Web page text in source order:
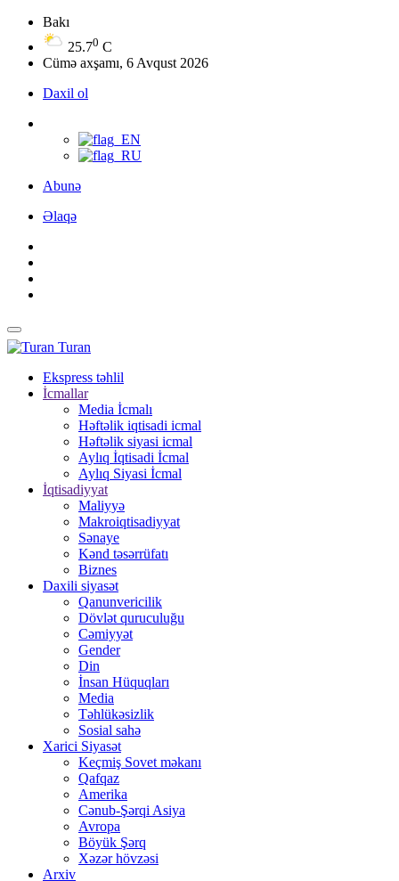
Bakı
25.70 C
Cümə axşamı, 6 Avqust 2026
Daxil ol
Abunə
Əlaqə
Turan
Ekspress təhlil
İcmallar
Media İcmalı
Həftəlik iqtisadi icmal
Həftəlik siyasi icmal
Aylıq İqtisadi İcmal
Aylıq Siyasi İcmal
İqtisadiyyat
Maliyyə
Makroiqtisadiyyat
Sənaye
Kənd təsərrüfatı
Biznes
Daxili siyasət
Qanunvericilik
Dövlət quruculuğu
Cəmiyyət
Gender
Din
İnsan Hüquqları
Media
Təhlükəsizlik
Sosial sahə
Xarici Siyasət
Keçmiş Sovet məkanı
Qafqaz
Amerika
Cənub-Şərqi Asiya
Avropa
Böyük Şərq
Xəzər hövzəsi
Arxiv